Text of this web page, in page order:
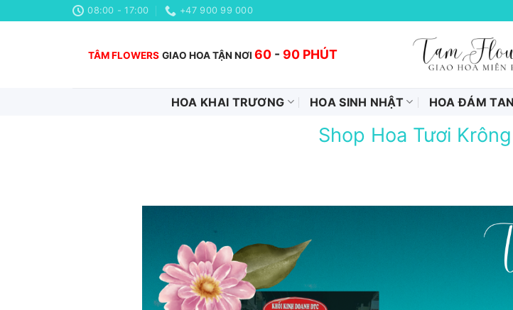
đến
08:00 - 17:00 +47 900 99 000
TÂM FLOWERS GIAO HOA TẬN NƠI 60 - 90 PHÚT
HOA KHAI TRƯƠNG HOA SINH NHẬT HOA ĐÁM
Shop Hoa Tươi